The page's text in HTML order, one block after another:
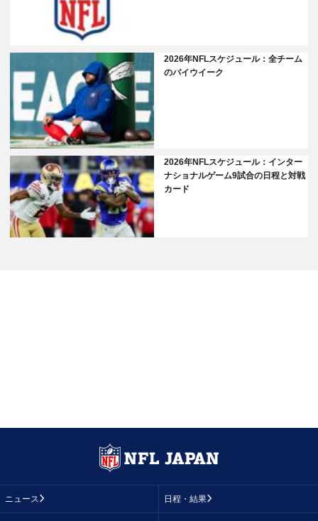
2026年NFLスケジュール：全チーム
のバイウイーク
2026年NFLスケジュール：インター
ナショナルゲーム9試合の日程と対戦
カード
ニュース 日程・結果